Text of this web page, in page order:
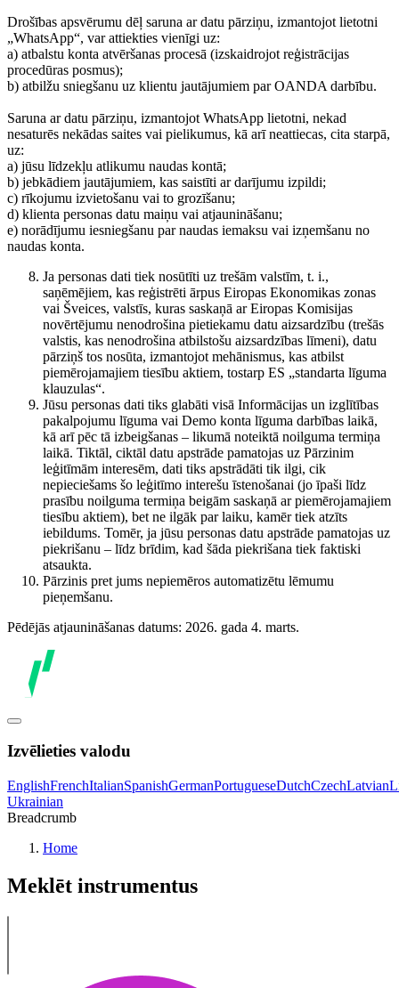
Drošības apsvērumu dēļ saruna ar datu pārziņu, izmantojot lietotni
„WhatsApp“, var attiekties vienīgi uz:
a) atbalstu konta atvēršanas procesā (izskaidrojot reģistrācijas
procedūras posmus);
b) atbilžu sniegšanu uz klientu jautājumiem par OANDA darbību.
Saruna ar datu pārziņu, izmantojot WhatsApp lietotni, nekad
nesaturēs nekādas saites vai pielikumus, kā arī neattiecas, cita starpā,
uz:
a) jūsu līdzekļu atlikumu naudas kontā;
b) jebkādiem jautājumiem, kas saistīti ar darījumu izpildi;
c) rīkojumu izvietošanu vai to grozīšanu;
d) klienta personas datu maiņu vai atjaunināšanu;
e) norādījumu iesniegšanu par naudas iemaksu vai izņemšanu no
naudas konta.
Ja personas dati tiek nosūtīti uz trešām valstīm, t. i.,
saņēmējiem, kas reģistrēti ārpus Eiropas Ekonomikas zonas
vai Šveices, valstīs, kuras saskaņā ar Eiropas Komisijas
novērtējumu nenodrošina pietiekamu datu aizsardzību (trešās
valstis, kas nenodrošina atbilstošu aizsardzības līmeni), datu
pārziņš tos nosūta, izmantojot mehānismus, kas atbilst
piemērojamajiem tiesību aktiem, tostarp ES „standarta līguma
klauzulas“.
Jūsu personas dati tiks glabāti visā Informācijas un izglītības
pakalpojumu līguma vai Demo konta līguma darbības laikā,
kā arī pēc tā izbeigšanas – likumā noteiktā noilguma termiņa
laikā. Tiktāl, ciktāl datu apstrāde pamatojas uz Pārzinim
leģitīmām interesēm, dati tiks apstrādāti tik ilgi, cik
nepieciešams šo leģitīmo interešu īstenošanai (jo īpaši līdz
prasību noilguma termiņa beigām saskaņā ar piemērojamajiem
tiesību aktiem), bet ne ilgāk par laiku, kamēr tiek atzīts
iebildums. Tomēr, ja jūsu personas datu apstrāde pamatojas uz
piekrišanu – līdz brīdim, kad šāda piekrišana tiek faktiski
atsaukta.
Pārzinis pret jums nepiemēros automatizētu lēmumu
pieņemšanu.
Pēdējās atjaunināšanas datums: 2026. gada 4. marts.
Izvēlieties valodu
EnglishFrenchItalianSpanishGermanPortugueseDutchCzechLatvian
Ukrainian
Breadcrumb
Home
Meklēt instrumentus